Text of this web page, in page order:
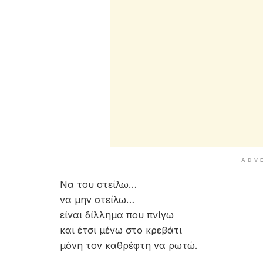
Να του στείλω…
να μην στείλω…
είναι δίλλημα που πνίγω
και έτσι μένω στο κρεβάτι
μόνη τον καθρέφτη να ρωτώ.